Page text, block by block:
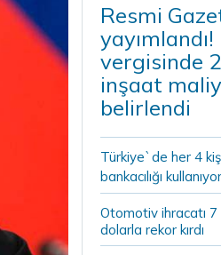
Resmi
vergisinde
inşaat
belirlendi
Türkiye`de her 4
bankacılığı kullanıyor
Otomotiv ihracatı
dolarla rekor kırdı